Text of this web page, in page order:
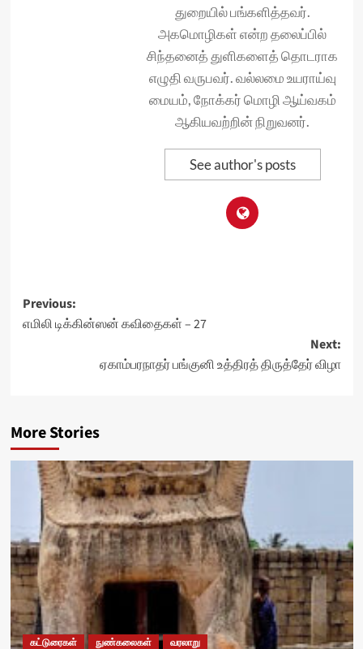
துறையில் பங்களித்தவர்.
அகமொழிகள் என்ற தலைப்பில்
சிந்தனைத் துளிகளைத் தொடராக
எழுதி வருபவர். வல்லமை உயராய்வு
மையம், நோக்கர் மொழி ஆய்வகம்
ஆகியவற்றின் நிறுவனர்.
See author's posts
Post
navigation
Previous:
எமிலி டிக்கின்ஸன் கவிதைகள் – 27
Next:
ஏகாம்பரநாதர் பங்குனி உத்திரத் திருத்தேர் விழா
More Stories
கட்டுரைகள் நுண்கலைகள் வரலாறு